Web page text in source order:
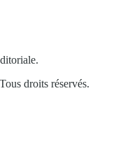
droits réservés.